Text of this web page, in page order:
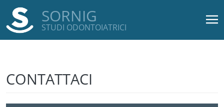
SORNIG
STUDI ODONTOIATRICI
CONTATTACI